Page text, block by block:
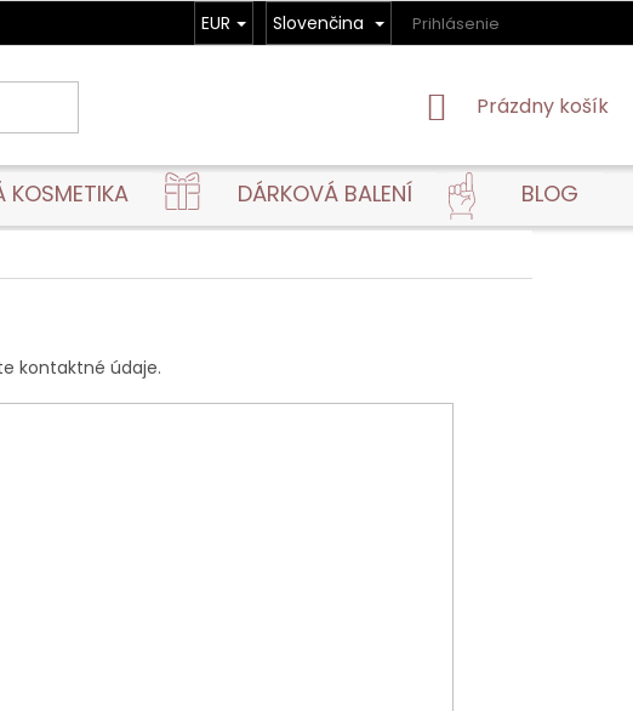
EUR Slovenčina Prihlásenie
NÁKUPNÝ
Prázdny košík
KOSMETIKA DÁRKOVÁ BALENÍ BLOG
kontaktné údaje.